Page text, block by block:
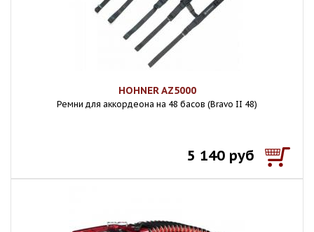
HOHNER AZ5000
Ремни для аккордеона на 48 басов (Bravo II 48)
5 140 руб